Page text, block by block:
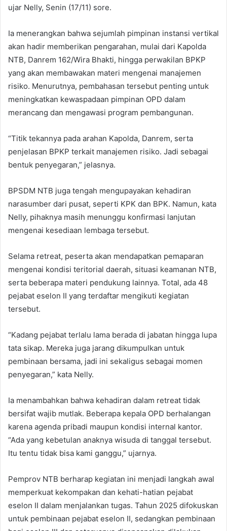
ujar Nelly, Senin (17/11) sore.
Ia menerangkan bahwa sejumlah pimpinan instansi vertikal
akan hadir memberikan pengarahan, mulai dari Kapolda
NTB, Danrem 162/Wira Bhakti, hingga perwakilan BPKP
yang akan membawakan materi mengenai manajemen
risiko. Menurutnya, pembahasan tersebut penting untuk
meningkatkan kewaspadaan pimpinan OPD dalam
merancang dan mengawasi program pembangunan.
“Titik tekannya pada arahan Kapolda, Danrem, serta
penjelasan BPKP terkait manajemen risiko. Jadi sebagai
bentuk penyegaran,” jelasnya.
BPSDM NTB juga tengah mengupayakan kehadiran
narasumber dari pusat, seperti KPK dan BPK. Namun, kata
Nelly, pihaknya masih menunggu konfirmasi lanjutan
mengenai kesediaan lembaga tersebut.
Selama retreat, peserta akan mendapatkan pemaparan
mengenai kondisi teritorial daerah, situasi keamanan NTB,
serta beberapa materi pendukung lainnya. Total, ada 48
pejabat eselon II yang terdaftar mengikuti kegiatan
tersebut.
“Kadang pejabat terlalu lama berada di jabatan hingga lupa
tata sikap. Mereka juga jarang dikumpulkan untuk
pembinaan bersama, jadi ini sekaligus sebagai momen
penyegaran,” kata Nelly.
Ia menambahkan bahwa kehadiran dalam retreat tidak
bersifat wajib mutlak. Beberapa kepala OPD berhalangan
karena agenda pribadi maupun kondisi internal kantor.
“Ada yang kebetulan anaknya wisuda di tanggal tersebut.
Itu tentu tidak bisa kami ganggu,” ujarnya.
Pemprov NTB berharap kegiatan ini menjadi langkah awal
memperkuat kekompakan dan kehati-hatian pejabat
eselon II dalam menjalankan tugas. Tahun 2025 difokuskan
untuk pembinaan pejabat eselon II, sedangkan pembinaan